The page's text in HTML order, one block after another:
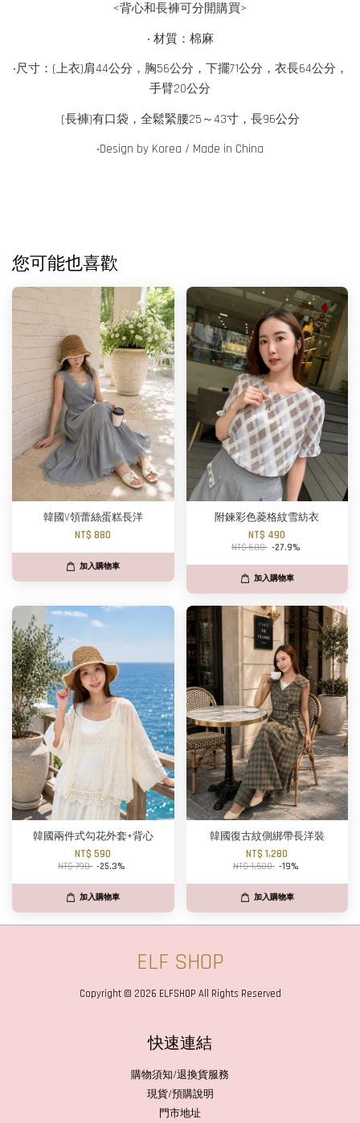
<背心和長褲可分開購買>
‧ 材質：棉麻
‧尺寸：(上衣)肩44公分，胸56公分，下擺71公分，衣長64公分，
手臂20公分
(長褲)有口袋，全鬆緊腰25～43寸，長96公分
‧Design by Korea / Made in China
您可能也喜歡
韓國V領蕾絲蛋糕長洋
NT$ 880
加入購物車
附鍊彩色菱格紋雪紡衣
NT$ 490
NT$ 680 -27.9%
加入購物車
韓國兩件式勾花外套+背心
NT$ 590
NT$ 790 -25.3%
加入購物車
韓國復古紋側綁帶長洋裝
NT$ 1,280
NT$ 1,580 -19%
加入購物車
ELF SHOP
Copyright © 2026 ELFSHOP All Rights Reserved
快速連結
購物須知/退換貨服務
現貨/預購說明
門市地址